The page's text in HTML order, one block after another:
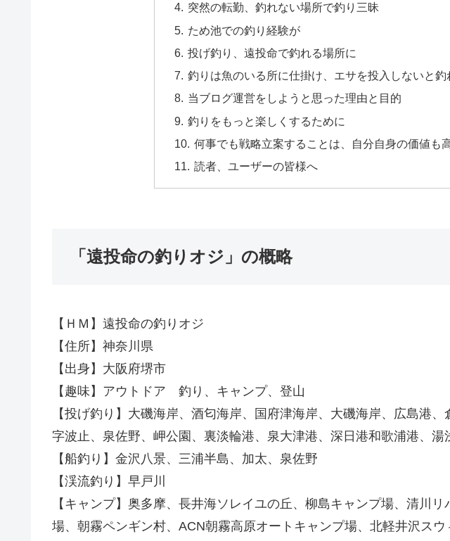
突然の転勤、釣れない場所で釣り三昧
ため池での釣り経験が
投げ釣り、遠投命で釣れる場所に
釣りは魚のいる所に仕掛け、エサを投入しないと釣
当ブログ運営をしようと思った理由と目的
釣りをもっと楽しくするために
何事でも戦略立案することは、自分自身の価値も
読者、ユーザーの皆様へ
「遠投命の釣りオジ」の概略
【ＨＭ】遠投命の釣りオジ
【住所】神奈川県
【出身】大阪府堺市
【趣味】アウトドア 釣り、キャンプ、登山
【投げ釣り】大磯海岸、酒匂海岸、国府津海岸、大磯海岸、広島港
字波止、泉佐野、岬公園、裏淡輪港、泉大津港、深日港和歌浦港、湯
【船釣り】金沢八景、三浦半島、加太、泉佐野
【渓流釣り】早戸川
【キャンプ】奥多摩、長井海ソレイユの丘、柳島キャンプ場、清川
場、朝霧ペンギン村、ACN朝霧高原オートキャンプ場、北軽井沢ス